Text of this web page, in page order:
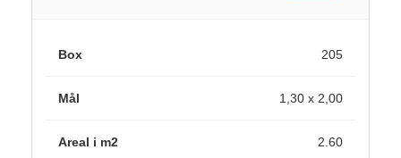
205
1,30 x 2,00
2.60